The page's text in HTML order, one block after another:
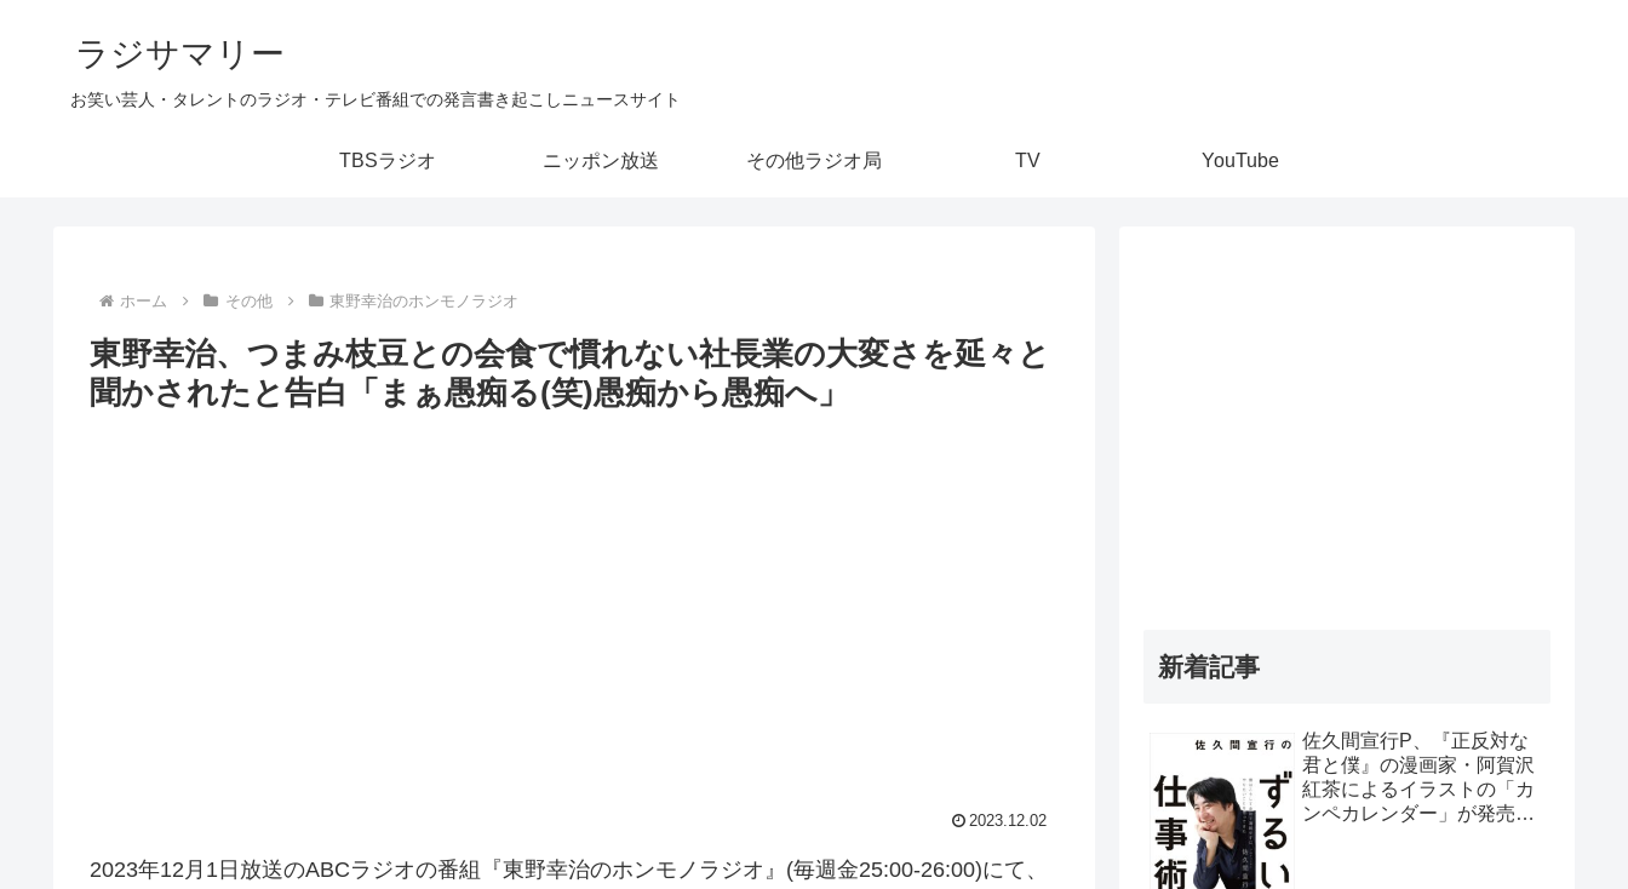
ラジサマリー
お笑い芸人・タレントのラジオ・テレビ番組での発言書き起こしニュースサイト
TBSラジオ ニッポン放送 その他ラジオ局 TV YouTube
ホーム その他 東野幸治のホンモノラジオ
東野幸治、つまみ枝豆との会食で慣れない社長業の大変さを延々と
聞かされたと告白「まぁ愚痴る(笑)愚痴から愚痴へ」
2023.12.02
2023年12月1日放送のABCラジオの番組『東野幸治のホンモノラジオ』(毎週金25:00-26:00)にて、
新着記事
佐久間宣行P、『正反対な
君と僕』の漫画家・阿賀沢
紅茶によるイラストの「カ
ンペカレンダー」が発売予